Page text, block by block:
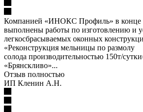
Компанией «ИНОКС Профиль» в конце
выполнены работы по изготовлению и
легкосбрасываемых оконных
«Реконструкция мельницы по размолу
солода производительностью 150т/
«Брянскливо»...
Отзыв полностью
ИП Кленин А.Н.